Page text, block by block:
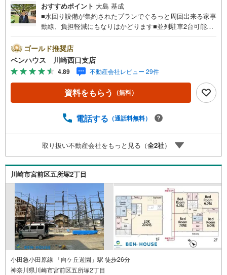
おすすめポイント 大島 基成
■水回り設備が集約されたプランでぐるっと周回出来る家事
動線、負担軽減にもなりはかどります■並列駐車2台可能な
付きます！■ご見学をご希望のお客様、平日・休日問わず
ご対応させていただきます。■また、オンライン案内・相談
などにも対応しております。 どうぞ お気軽にご連絡下
さい。その他にも・・・●「この物件以外にも何件か一緒に
物件を見てみたい」●「私はローンいくら借りられるのだろ
う？」●「買替えなので、自宅がいくらで売却できるか知り
は、どれくらいないと買えないの？」●「自営業者はローン
ことばかり・・・。ご安心ください!!お力になれる事がござ
いましたら、誠心誠意 お手伝いをさせていただきます。
【ベンハウス】にお任せ下さい！
ゴールド推奨店
ベンハウス 川崎西口支店
4.89 不動産会社レビュー 29件
資料をもらう （無料）
電話する （通話料無料）
取り扱い不動産会社をもっと見る（全2社）
川崎市宮前区五所塚2丁目
小田急小田原線 「向ケ丘遊園」駅 徒歩26分
神奈川県川崎市宮前区五所塚2丁目